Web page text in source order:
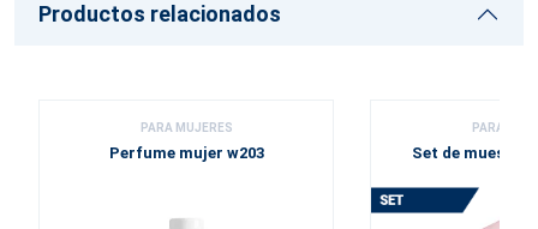
Productos relacionados
PARA MUJERES
Perfume mujer w203
PARA
Set de